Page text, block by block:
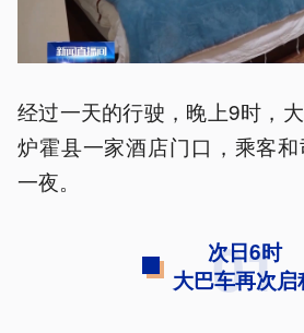
经过一天的行驶，晚上9时，
炉霍县一家酒店门口，乘客
一夜。
01
次日6时
大巴车再次启